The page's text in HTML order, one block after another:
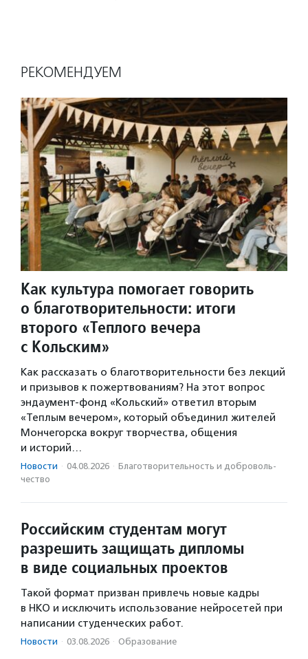
РЕКОМЕНДУЕМ
Как культура помогает говорить
о благотворительности: итоги
второго «Теплого вечера
с Кольским»
Как рассказать о благотворительности без лекций
и призывов к пожертвованиям? На этот вопрос
эндаумент-фонд «Кольский» ответил вторым
«Теплым вечером», который объединил жителей
Мончегорска вокруг творчества, общения
и историй…
Новости · 04.08.2026 · Благотвори­тель­ность и доброволь­
чест­во
Российским студентам могут
разрешить защищать дипломы
в виде социальных проектов
Такой формат призван привлечь новые кадры
в НКО и исключить использование нейросетей при
написании студенческих работ.
Новости · 03.08.2026 · Образование